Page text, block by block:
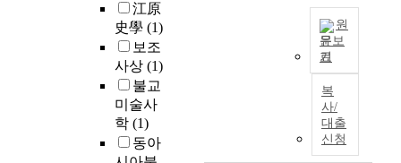
江原
史學 (1)
보조
사상 (1)
불교
미술사
학 (1)
동아
원
문보
기
복
사/
대출
신청